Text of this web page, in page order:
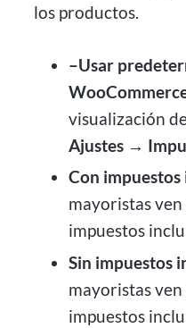
los productos.
–Usar
visualización
Ajustes →
Con
mayoristas
impuestos
Sin impuestos
mayoristas
impuestos